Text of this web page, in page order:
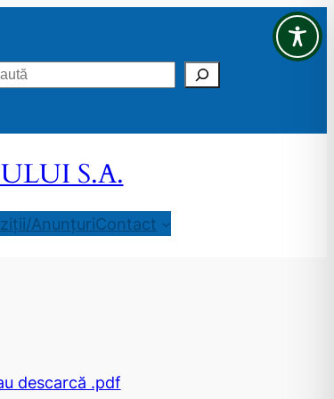
S.A.
AnunțuriContact
descarcă .pdf